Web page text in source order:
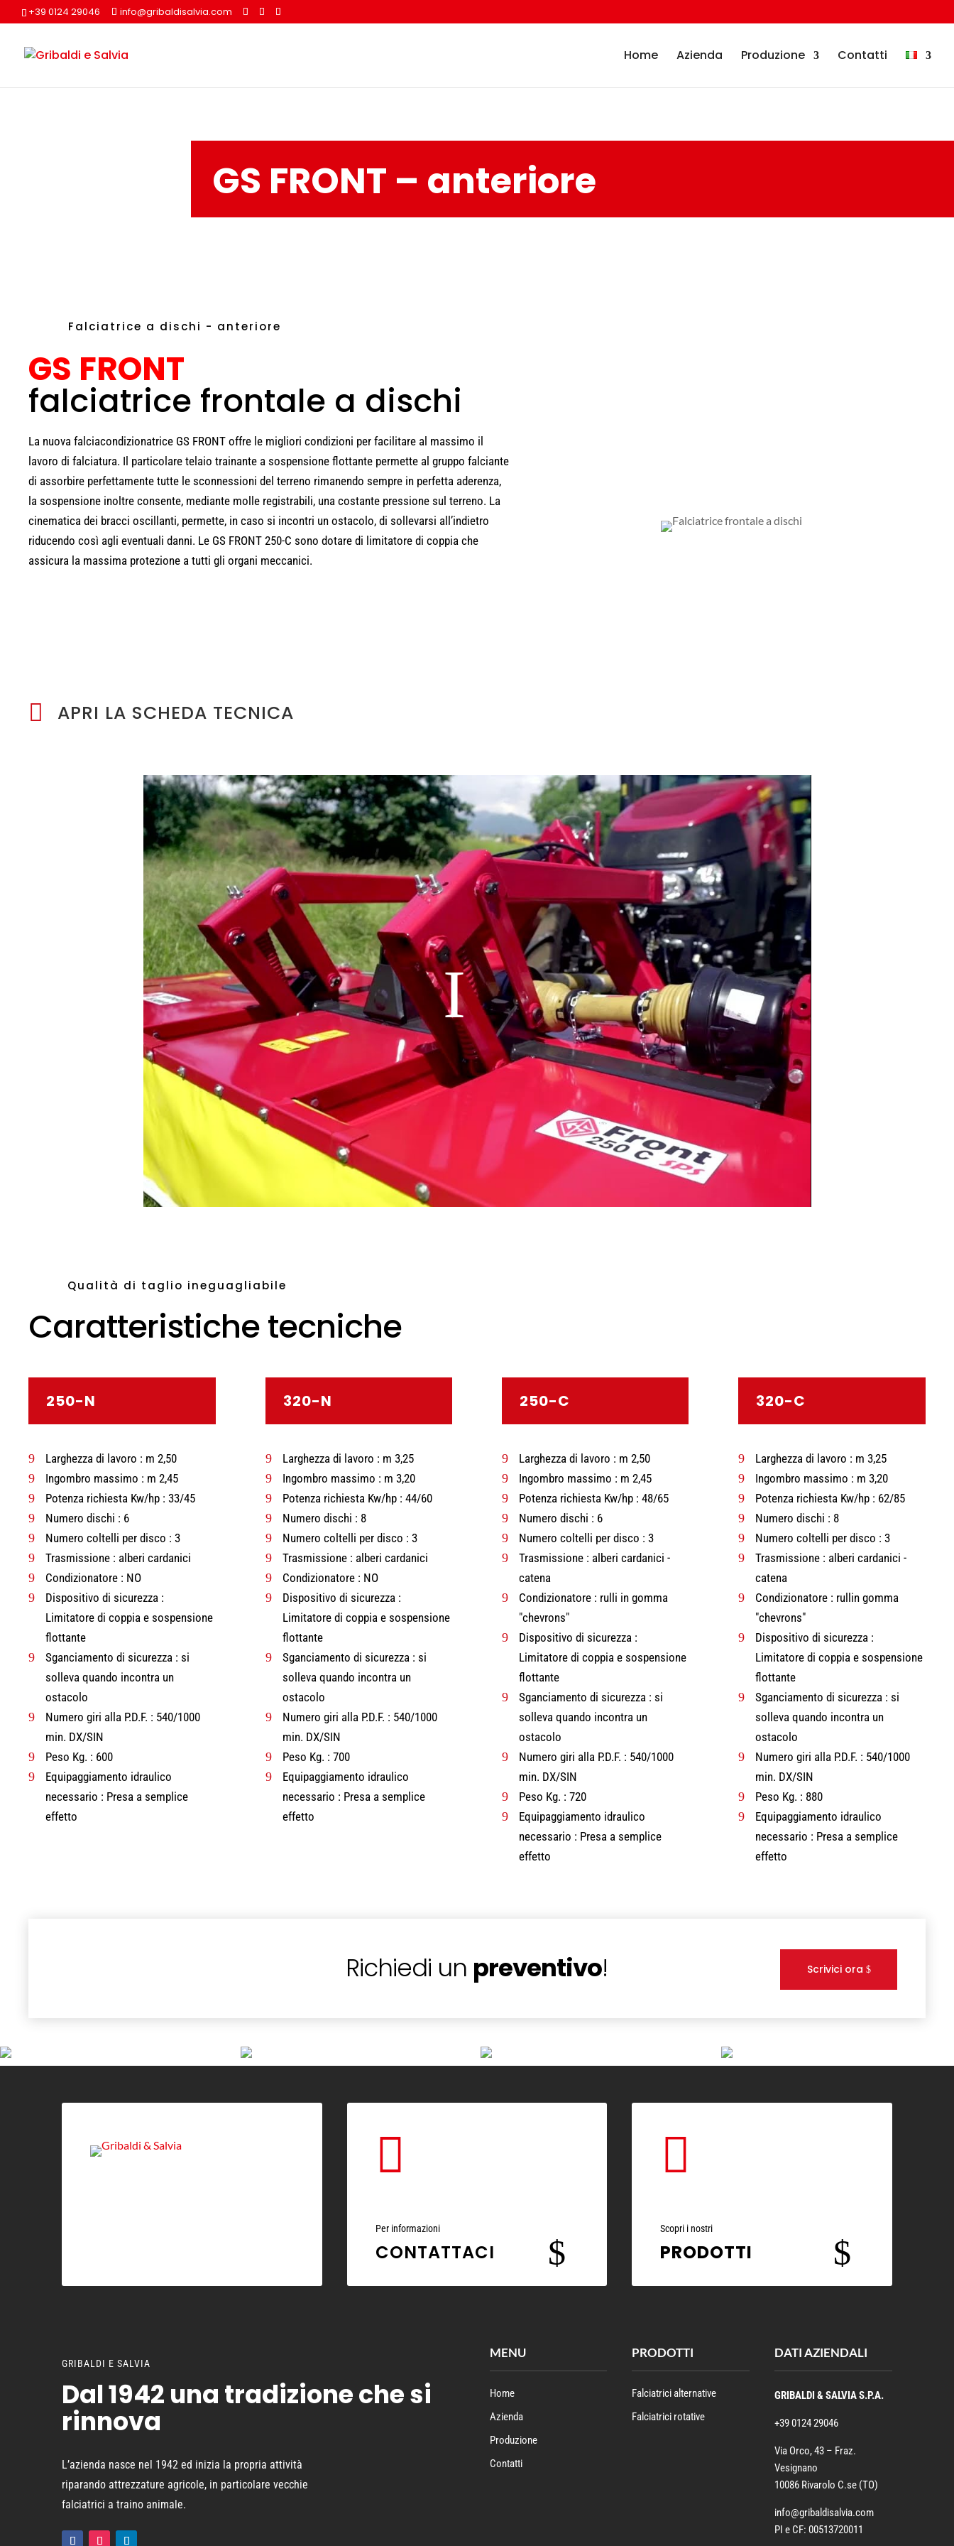
+39 0124 29046 info@gribaldisalvia.com
Home Azienda Produzione Contatti
GS FRONT – anteriore
Falciatrice a dischi - anteriore
GS FRONT
falciatrice frontale a dischi
La nuova falciacondizionatrice GS FRONT offre le migliori condizioni per facilitare al massimo il
lavoro di falciatura. Il particolare telaio trainante a sospensione flottante permette al gruppo falciante
di assorbire perfettamente tutte le sconnessioni del terreno rimanendo sempre in perfetta aderenza,
la sospensione inoltre consente, mediante molle registrabili, una costante pressione sul terreno. La
cinematica dei bracci oscillanti, permette, in caso si incontri un ostacolo, di sollevarsi all’indietro
riducendo così agli eventuali danni. Le GS FRONT 250-C sono dotare di limitatore di coppia che
assicura la massima protezione a tutti gli organi meccanici.
 APRI LA SCHEDA TECNICA
Qualità di taglio ineguagliabile
Caratteristiche tecniche
250-N
9
Larghezza di lavoro : m 2,50
9
Ingombro massimo : m 2,45
9
Potenza richiesta Kw/hp : 33/45
9
Numero dischi : 6
9
Numero coltelli per disco : 3
9
Trasmissione : alberi cardanici
9
Condizionatore : NO
9
Dispositivo di sicurezza :
Limitatore di coppia e sospensione
flottante
9
Sganciamento di sicurezza : si
solleva quando incontra un
ostacolo
9
Numero giri alla P.D.F. : 540/1000
min. DX/SIN
9
Peso Kg. : 600
9
Equipaggiamento idraulico
necessario : Presa a semplice
effetto
320-N
9
Larghezza di lavoro : m 3,25
9
Ingombro massimo : m 3,20
9
Potenza richiesta Kw/hp : 44/60
9
Numero dischi : 8
9
Numero coltelli per disco : 3
9
Trasmissione : alberi cardanici
9
Condizionatore : NO
9
Dispositivo di sicurezza :
Limitatore di coppia e sospensione
flottante
9
Sganciamento di sicurezza : si
solleva quando incontra un
ostacolo
9
Numero giri alla P.D.F. : 540/1000
min. DX/SIN
9
Peso Kg. : 700
9
Equipaggiamento idraulico
necessario : Presa a semplice
effetto
250-C
9
Larghezza di lavoro : m 2,50
9
Ingombro massimo : m 2,45
9
Potenza richiesta Kw/hp : 48/65
9
Numero dischi : 6
9
Numero coltelli per disco : 3
9
Trasmissione : alberi cardanici -
catena
9
Condizionatore : rulli in gomma
"chevrons"
9
Dispositivo di sicurezza :
Limitatore di coppia e sospensione
flottante
9
Sganciamento di sicurezza : si
solleva quando incontra un
ostacolo
9
Numero giri alla P.D.F. : 540/1000
min. DX/SIN
9
Peso Kg. : 720
9
Equipaggiamento idraulico
necessario : Presa a semplice
effetto
320-C
9
Larghezza di lavoro : m 3,25
9
Ingombro massimo : m 3,20
9
Potenza richiesta Kw/hp : 62/85
9
Numero dischi : 8
9
Numero coltelli per disco : 3
9
Trasmissione : alberi cardanici -
catena
9
Condizionatore : rullin gomma
"chevrons"
9
Dispositivo di sicurezza :
Limitatore di coppia e sospensione
flottante
9
Sganciamento di sicurezza : si
solleva quando incontra un
ostacolo
9
Numero giri alla P.D.F. : 540/1000
min. DX/SIN
9
Peso Kg. : 880
9
Equipaggiamento idraulico
necessario : Presa a semplice
effetto
Richiedi un preventivo! Scrivici ora

Per informazioni
CONTATTACI $

Scopri i nostri
PRODOTTI $
GRIBALDI E SALVIA
Dal 1942 una tradizione che si
rinnova
L’azienda nasce nel 1942 ed inizia la propria attività
riparando attrezzature agricole, in particolare vecchie
falciatrici a traino animale.
MENU
Home
Azienda
Produzione
Contatti
PRODOTTI
Falciatrici alternative
Falciatrici rotative
DATI AZIENDALI
GRIBALDI & SALVIA S.P.A.
+39 0124 29046
Via Orco, 43 – Fraz.
Vesignano
10086 Rivarolo C.se (TO)
info@gribaldisalvia.com
PI e CF: 00513720011